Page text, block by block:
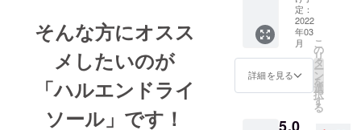
そんな方にオスス
メしたいのが
「ハルエンドライ
ソール」です！
定：
2022
年03
月
詳細を見る
こ
の
リ
タ
ー
ン
を
選
択
す
る
5,0